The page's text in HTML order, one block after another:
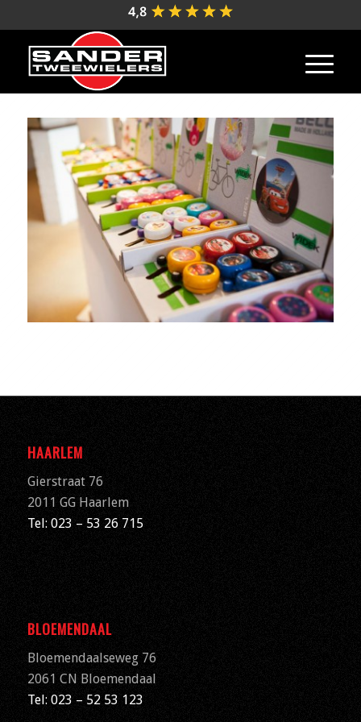
HAARLEM
Gierstraat 76
2011 GG Haarlem
Tel: 023 – 53 26 715
BLOEMENDAAL
Bloemendaalseweg 76
2061 CN Bloemendaal
Tel: 023 – 52 53 123